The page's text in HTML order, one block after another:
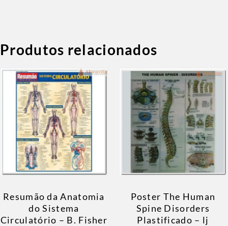
Produtos relacionados
Resumão da Anatomia
do Sistema
Circulatório – B. Fisher
Poster The Human
Spine Disorders
Plastificado – lj